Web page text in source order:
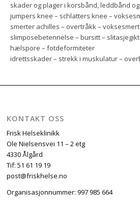
skader og plager i korsbånd, leddbånd
jumpers knee – schlatters knee –
smerter achilles – overtråkk –
slimposebetennelse – bursitt – slitasjegikt
hælspore – fotdeformiteter
idrettsskader – strekk i muskulatur –
KONTAKT OSS
Frisk Helseklinikk
Ole Nielsensvei 11 – 2 etg
4330 Ålgård
Tif: 51 61 19 19
post@friskhelse.no
Organisasjonnummer: 997 985 664